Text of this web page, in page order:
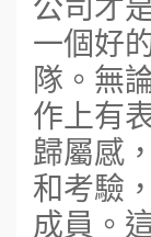
一個好
隊。無
作上有
歸屬感
和考驗
成員。